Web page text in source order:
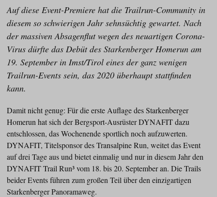
Auf diese Event-Premiere hat die Trailrun-Community in
diesem so schwierigen Jahr sehnsüchtig gewartet. Nach
der massiven Absagenflut wegen des neuartigen Corona-
Virus dürfte das Debüt des Starkenberger Homerun am
19. September in Imst/Tirol eines der ganz wenigen
Trailrun-Events sein, das 2020 überhaupt stattfinden
kann.
Damit nicht genug: Für die erste Auflage des Starkenberger
Homerun hat sich der Bergsport-Ausrüster DYNAFIT dazu
entschlossen, das Wochenende sportlich noch aufzuwerten.
DYNAFIT, Titelsponsor des Transalpine Run, weitet das Event
auf drei Tage aus und bietet einmalig und nur in diesem Jahr den
DYNAFIT Trail Run³ vom 18. bis 20. September an. Die Trails
beider Events führen zum großen Teil über den einzigartigen
Starkenberger Panoramaweg.